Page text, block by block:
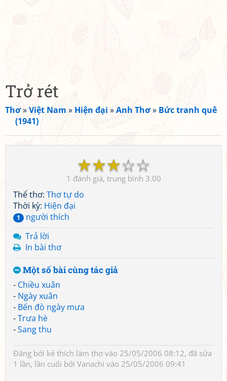
Trở rét
Thơ»Việt Nam » Hiện đại »Anh Thơ» Bức tranh quê
(1941)
☆
☆
☆
☆
☆
1 3.00
Thể thơ: Thơ tự do
Thời kỳ: Hiện đại
1
người thích
Trả lời
In bài thơ
Một số bài cùng tác giả
- Chiều xuân
- Ngày xuân
- Bến đò ngày mưa
-Trưa hè
-Sang thu
Đăng bởi kẻ thích làm thơvào 25/05/2006 08:12, đã sửa
1 lần, lần cuối bởi Vanachi vào 25/05/2006 09:41